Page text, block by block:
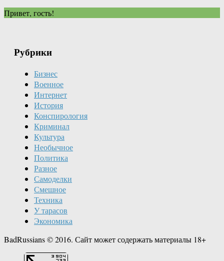
Привет, гость!
Рубрики
Бизнес
Военное
Интернет
История
Конспирология
Криминал
Культура
Необычное
Политика
Разное
Самоделки
Смешное
Техника
У тарасов
Экономика
BadRussians © 2016. Сайт может содержать материалы 18+